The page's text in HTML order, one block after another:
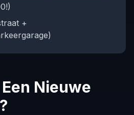
+
Nieuwe